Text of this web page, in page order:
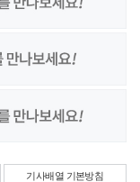
기사배열 기본방침